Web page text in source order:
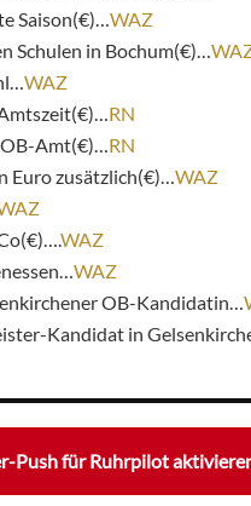
Saison(€)… WAZ
Schulen in Bochum(€)…
WAZ
RN
Amt(€)… RN
zusätzlich(€)… WAZ
WAZ
WAZ
OB-Kandidatin…
Kandidat in
Push für Ruhrpilot